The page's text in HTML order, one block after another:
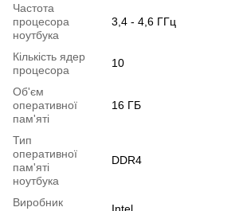
Частота
процесора
ноутбука
3,4 - 4,6 ГГц
Кількість ядер
процесора
10
Об'єм
оперативної
пам'яті
16 ГБ
Тип
оперативної
пам'яті
ноутбука
DDR4
Виробник